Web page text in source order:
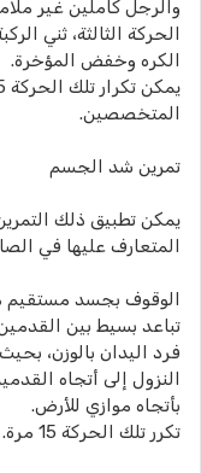
والرجل كاملين غير
الحركة الثالثة، ثني
الكره وخفض المؤخرة.
المتخصصين.
تمرين شد الجسم
يمكن تطبيق ذلك
المتعارف عليها في
الوقوف بجسد مستقيم
تباعد بسيط بين
فرد اليدان بالوزن،
بأتجاه موازي للأرض.
تكرر تلك الحركة 15 مرة.